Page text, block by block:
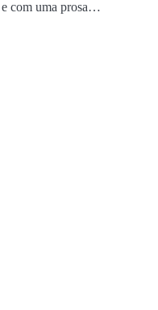
com uma prosa